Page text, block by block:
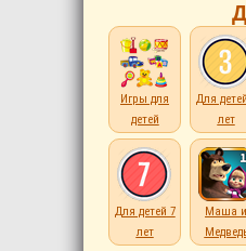
Игры для
детей
Для
лет
Для детей 7
лет
Маша и